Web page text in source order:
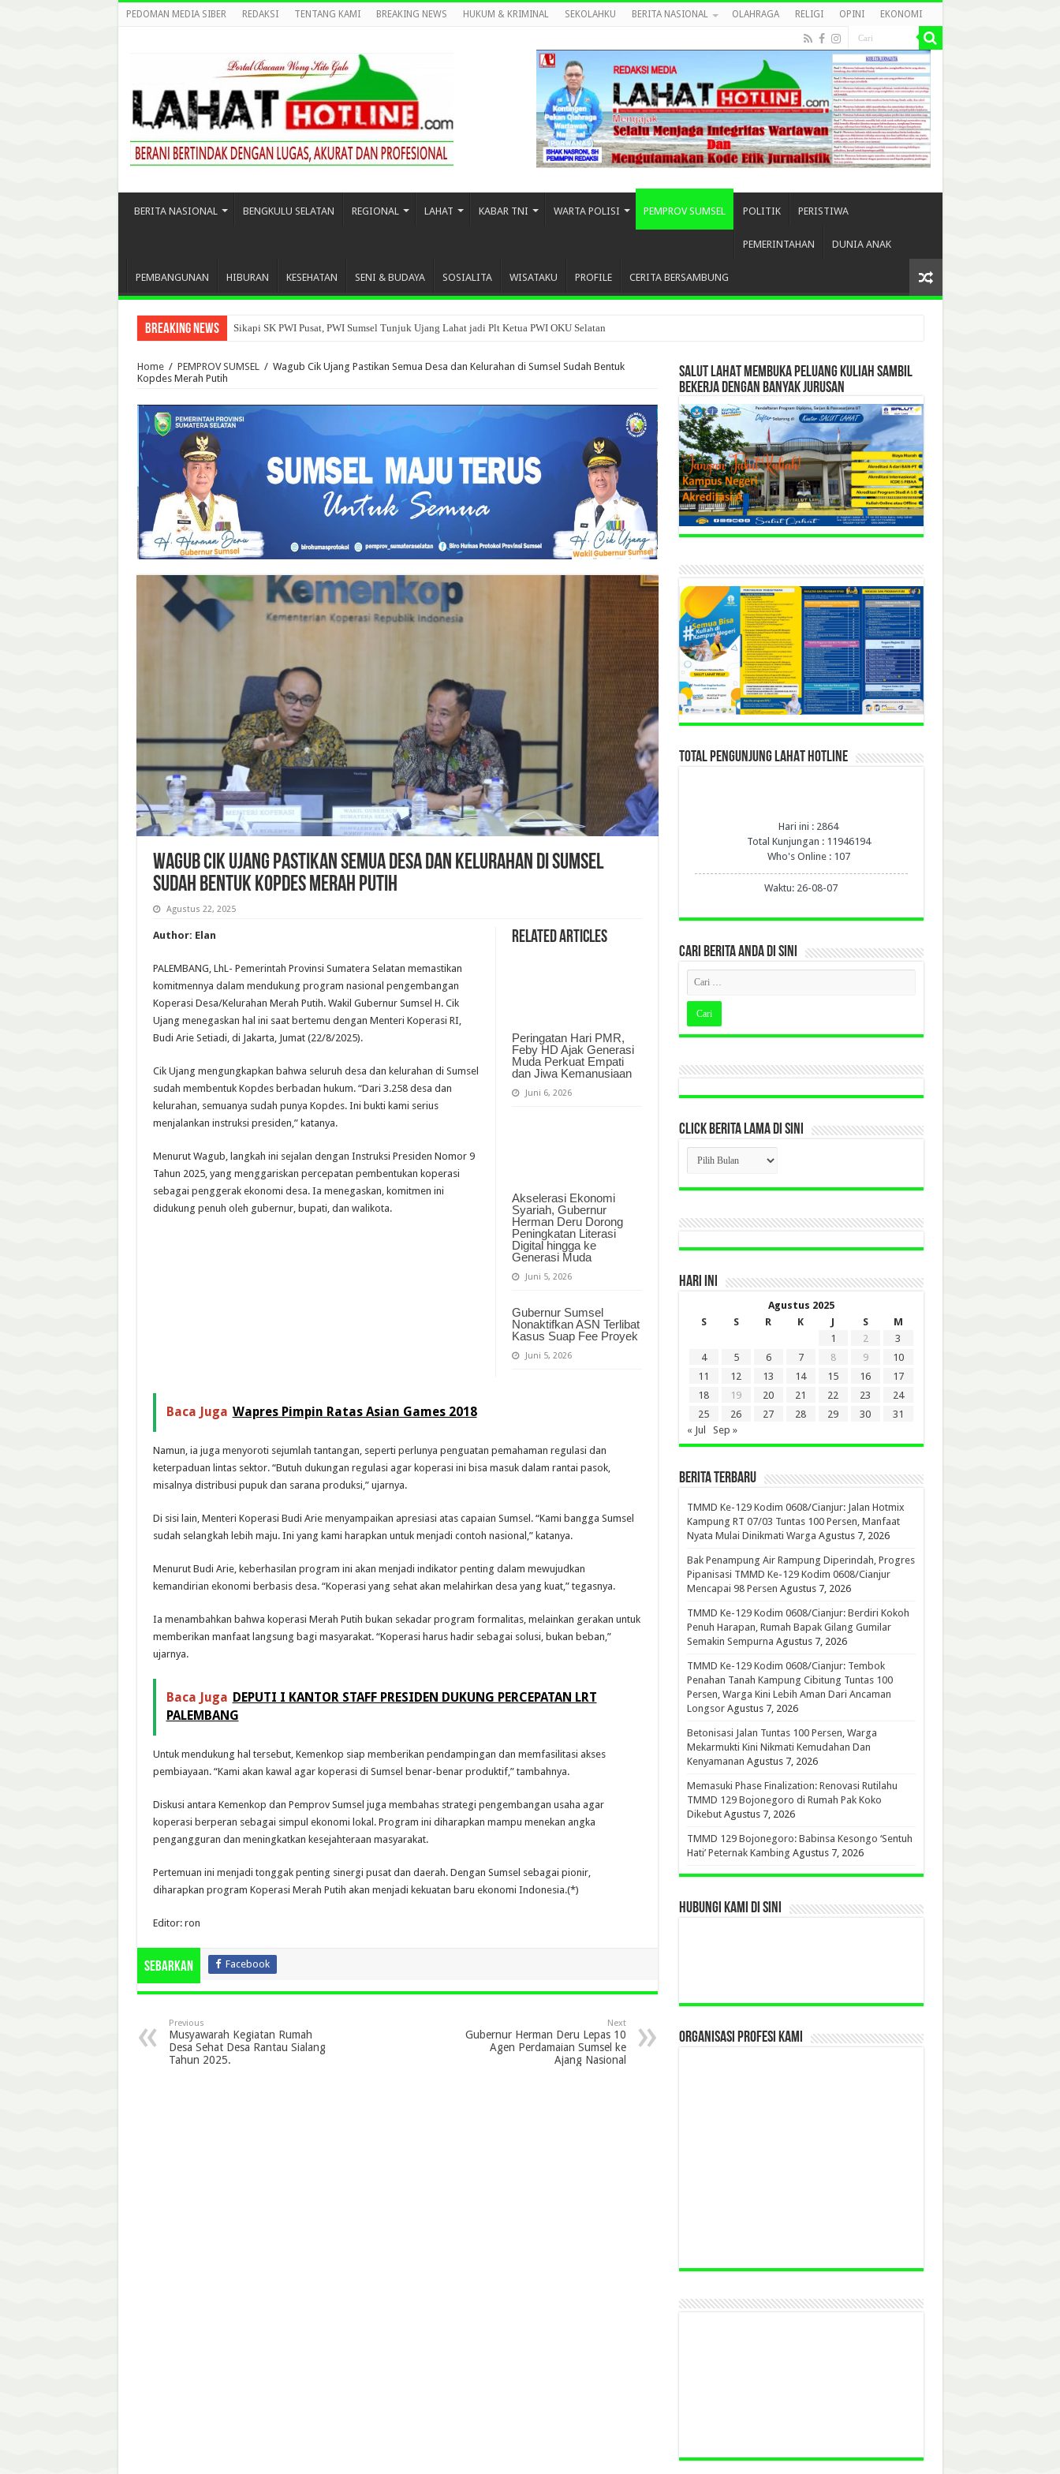
PEDOMAN MEDIA SIBER REDAKSI TENTANG KAMI BREAKING NEWS HUKUM & KRIMINAL SEKOLAHKU BERITA NASIONAL OLAHRAGA RELIGI OPINI EKONOMI
BERITA NASIONAL BENGKULU SELATAN REGIONAL LAHAT KABAR TNI WARTA POLISI PEMPROV SUMSEL POLITIK PERISTIWA
PEMERINTAHAN DUNIA ANAK
PEMBANGUNAN HIBURAN KESEHATAN SENI & BUDAYA SOSIALITA WISATAKU PROFILE CERITA BERSAMBUNG
Breaking News Sikapi SK PWI Pusat, PWI Sumsel Tunjuk Ujang Lahat jadi Plt Ketua PWI OKU Selatan
Home / PEMPROV SUMSEL / Wagub Cik Ujang Pastikan Semua Desa dan Kelurahan di Sumsel Sudah Bentuk
Kopdes Merah Putih
Wagub Cik Ujang Pastikan Semua Desa dan Kelurahan di Sumsel
Sudah Bentuk Kopdes Merah Putih
Agustus 22, 2025
Related Articles
Peringatan Hari PMR,
Feby HD Ajak Generasi
Muda Perkuat Empati
dan Jiwa Kemanusiaan
Juni 6, 2026
Akselerasi Ekonomi
Syariah, Gubernur
Herman Deru Dorong
Peningkatan Literasi
Digital hingga ke
Generasi Muda
Juni 5, 2026
Gubernur Sumsel
Nonaktifkan ASN Terlibat
Kasus Suap Fee Proyek
Juni 5, 2026
Author: Elan
PALEMBANG, LhL- Pemerintah Provinsi Sumatera Selatan memastikan
komitmennya dalam mendukung program nasional pengembangan
Koperasi Desa/Kelurahan Merah Putih. Wakil Gubernur Sumsel H. Cik
Ujang menegaskan hal ini saat bertemu dengan Menteri Koperasi RI,
Budi Arie Setiadi, di Jakarta, Jumat (22/8/2025).
Cik Ujang mengungkapkan bahwa seluruh desa dan kelurahan di Sumsel
sudah membentuk Kopdes berbadan hukum. “Dari 3.258 desa dan
kelurahan, semuanya sudah punya Kopdes. Ini bukti kami serius
menjalankan instruksi presiden,” katanya.
Menurut Wagub, langkah ini sejalan dengan Instruksi Presiden Nomor 9
Tahun 2025, yang menggariskan percepatan pembentukan koperasi
sebagai penggerak ekonomi desa. Ia menegaskan, komitmen ini
didukung penuh oleh gubernur, bupati, dan walikota.
Baca Juga Wapres Pimpin Ratas Asian Games 2018
Namun, ia juga menyoroti sejumlah tantangan, seperti perlunya penguatan pemahaman regulasi dan
keterpaduan lintas sektor. “Butuh dukungan regulasi agar koperasi ini bisa masuk dalam rantai pasok,
misalnya distribusi pupuk dan sarana produksi,” ujarnya.
Di sisi lain, Menteri Koperasi Budi Arie menyampaikan apresiasi atas capaian Sumsel. “Kami bangga Sumsel
sudah selangkah lebih maju. Ini yang kami harapkan untuk menjadi contoh nasional,” katanya.
Menurut Budi Arie, keberhasilan program ini akan menjadi indikator penting dalam mewujudkan
kemandirian ekonomi berbasis desa. “Koperasi yang sehat akan melahirkan desa yang kuat,” tegasnya.
Ia menambahkan bahwa koperasi Merah Putih bukan sekadar program formalitas, melainkan gerakan untuk
memberikan manfaat langsung bagi masyarakat. “Koperasi harus hadir sebagai solusi, bukan beban,”
ujarnya.
Baca Juga DEPUTI I KANTOR STAFF PRESIDEN DUKUNG PERCEPATAN LRT
PALEMBANG
Untuk mendukung hal tersebut, Kemenkop siap memberikan pendampingan dan memfasilitasi akses
pembiayaan. “Kami akan kawal agar koperasi di Sumsel benar-benar produktif,” tambahnya.
Diskusi antara Kemenkop dan Pemprov Sumsel juga membahas strategi pengembangan usaha agar
koperasi berperan sebagai simpul ekonomi lokal. Program ini diharapkan mampu menekan angka
pengangguran dan meningkatkan kesejahteraan masyarakat.
Pertemuan ini menjadi tonggak penting sinergi pusat dan daerah. Dengan Sumsel sebagai pionir,
diharapkan program Koperasi Merah Putih akan menjadi kekuatan baru ekonomi Indonesia.(*)
Editor: ron
Sebarkan Facebook
Previous
Musyawarah Kegiatan Rumah
Desa Sehat Desa Rantau Sialang
Tahun 2025.
Next
Gubernur Herman Deru Lepas 10
Agen Perdamaian Sumsel ke
Ajang Nasional
SALUT LAHAT MEMBUKA PELUANG KULIAH SAMBIL
BEKERJA DENGAN BANYAK JURUSAN
TOTAL PENGUNJUNG LAHAT HOTLINE
Hari ini : 2864
Total Kunjungan : 11946194
Who's Online : 107
Waktu: 26-08-07
CARI BERITA ANDA DI SINI
CLICK BERITA LAMA DI SINI
CLICK
BERITA
LAMA
DI
HARI INI
Agustus 2025
S
S R K J S
M
1
2
3
4
5 6 7 8 9
10
11
12 13 14 15 16
17
18
19 20 21 22 23
24
25
26 27 28 29 30
31
« Jul
Sep »
BERITA TERBARU
TMMD Ke-129 Kodim 0608/Cianjur: Jalan Hotmix
Kampung RT 07/03 Tuntas 100 Persen, Manfaat
Nyata Mulai Dinikmati Warga Agustus 7, 2026
Bak Penampung Air Rampung Diperindah, Progres
Pipanisasi TMMD Ke-129 Kodim 0608/Cianjur
Mencapai 98 Persen Agustus 7, 2026
TMMD Ke-129 Kodim 0608/Cianjur: Berdiri Kokoh
Penuh Harapan, Rumah Bapak Gilang Gumilar
Semakin Sempurna Agustus 7, 2026
TMMD Ke-129 Kodim 0608/Cianjur: Tembok
Penahan Tanah Kampung Cibitung Tuntas 100
Persen, Warga Kini Lebih Aman Dari Ancaman
Longsor Agustus 7, 2026
Betonisasi Jalan Tuntas 100 Persen, Warga
Mekarmukti Kini Nikmati Kemudahan Dan
Kenyamanan Agustus 7, 2026
Memasuki Phase Finalization: Renovasi Rutilahu
TMMD 129 Bojonegoro di Rumah Pak Koko
Dikebut Agustus 7, 2026
TMMD 129 Bojonegoro: Babinsa Kesongo ‘Sentuh
Hati’ Peternak Kambing Agustus 7, 2026
HUBUNGI KAMI DI SINI
ORGANISASI PROFESI KAMI